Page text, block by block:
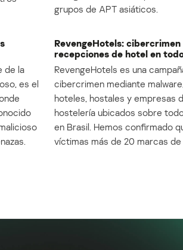
grupos de APT asiáticos.
de la
es el
RevengeHotels:
recepciones de hotel en
RevengeHotels es una
cibercrimen mediante
hoteles, hostales y empresas
hostelería ubicados sobre
en Brasil. Hemos confirmado
víctimas más de 20 marcas